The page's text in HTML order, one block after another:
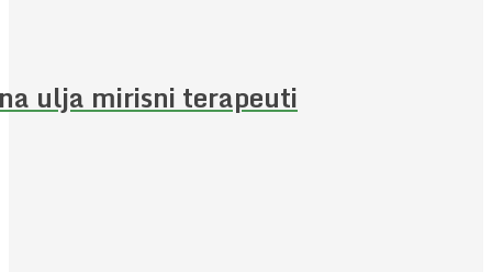
ulja mirisni terapeuti